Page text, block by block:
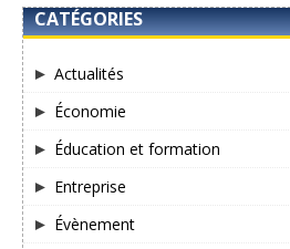
CATÉGORIES
Actualités
Économie
Éducation et formation
Entreprise
Évènement